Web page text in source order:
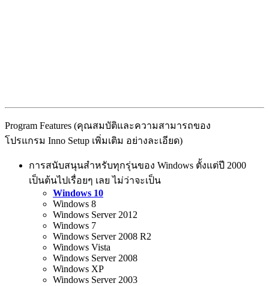
Program Features (คุณสมบัติและความสามารถของ
โปรแกรม Inno Setup เพิ่มเติม อย่างละเอียด)
การสนับสนุนสำหรับทุกรุ่นของ Windows ตั้งแต่ปี 2000
เป็นต้นไปเรื่อยๆ เลย ไม่ว่าจะเป็น
Windows 10
Windows 8
Windows Server 2012
Windows 7
Windows Server 2008 R2
Windows Vista
Windows Server 2008
Windows XP
Windows Server 2003